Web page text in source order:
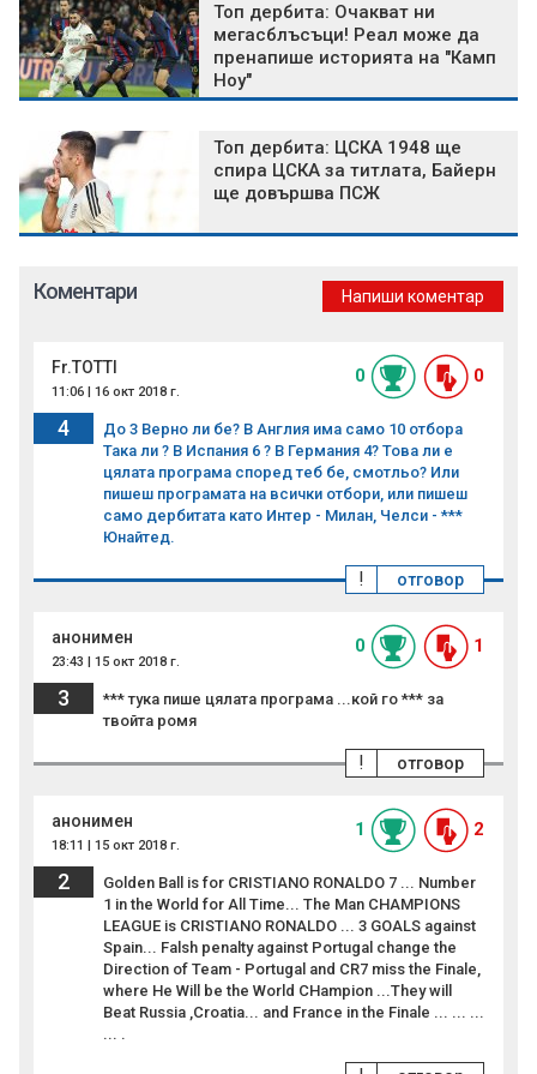
Топ дербита: Очакват ни
мегасблъсъци! Реал може да
пренапише историята на "Камп
Ноу"
Топ дербита: ЦСКА 1948 ще
спира ЦСКА за титлата, Байерн
ще довършва ПСЖ
Коментари Напиши коментар
Fr.TOTTI
11:06 | 16 окт 2018 г.
0 0
4
До 3 Верно ли бе? В Англия има само 10 отбора
Така ли ? В Испания 6 ? В Германия 4? Това ли е
цялата програма според теб бе, смотльо? Или
пишеш програмата на всички отбори, или пишеш
само дербитата като Интер - Милан, Челси - ***
Юнайтед.
отговор
!
анонимен
23:43 | 15 окт 2018 г.
0 1
3
*** тука пише цялата програма ...кой го *** за
твойта ромя
отговор
!
анонимен
18:11 | 15 окт 2018 г.
1 2
2
Golden Ball is for CRISTIANO RONALDO 7 ... Number
1 in the World for All Time... The Man CHAMPIONS
LEAGUE is CRISTIANO RONALDO ... 3 GOALS against
Spain... Falsh penalty against Portugal change the
Direction of Team - Portugal and CR7 miss the Finale,
where He Will be the World CHampion ...They will
Beat Russia ,Croatia... and France in the Finale ... ... ...
... .